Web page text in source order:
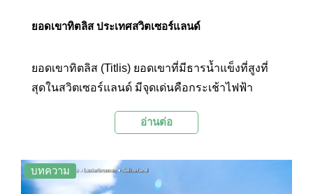
ยอดเขาทิตลิส ประเทศสวิตเซอร์แลนด์
ยอดเขาทิตลิส (Titlis) ยอดเขาที่มีธารน้ำแข็งที่สูงที่
สุดในสวิตเซอร์แลนด์ มีจุดเด่นคือกระเช้าไฟฟ้า
แรกของโลก ทำให้สามารถชมวิวที่งดงามรอบๆ เขา
อ่านต่อ
บทความ